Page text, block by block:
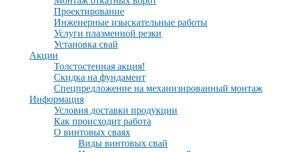
Проектирование
Инженерные изыскательные работы
Услуги плазменной резки
Установка свай
Акции
Толстостенная акция!
Скидка на фундамент
Спецпредложение на механизированный монтаж
Информация
Условия доставки продукции
Как происходит работа
О винтовых сваях
Виды винтовых свай